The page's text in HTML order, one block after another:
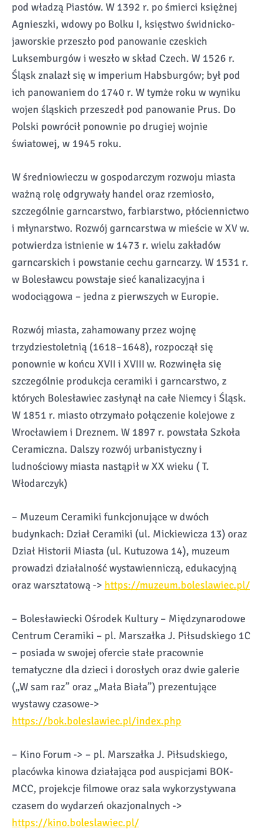
pod władzą Piastów. W 1392 r. po śmierci księżnej
Agnieszki, wdowy po Bolku I, księstwo świdnicko-
jaworskie przeszło pod panowanie czeskich
Luksemburgów i weszło w skład Czech. W 1526 r.
Śląsk znalazł się w imperium Habsburgów; był pod
ich panowaniem do 1740 r. W tymże roku w wyniku
wojen śląskich przeszedł pod panowanie Prus. Do
Polski powrócił ponownie po drugiej wojnie
światowej, w 1945 roku.
W średniowieczu w gospodarczym rozwoju miasta
ważną rolę odgrywały handel oraz rzemiosło,
szczególnie garncarstwo, farbiarstwo, płóciennictwo
i młynarstwo. Rozwój garncarstwa w mieście w XV w.
potwierdza istnienie w 1473 r. wielu zakładów
garncarskich i powstanie cechu garncarzy. W 1531 r.
w Bolesławcu powstaje sieć kanalizacyjna i
wodociągowa – jedna z pierwszych w Europie.
Rozwój miasta, zahamowany przez wojnę
trzydziestoletnią (1618–1648), rozpoczął się
ponownie w końcu XVII i XVIII w. Rozwinęła się
szczególnie produkcja ceramiki i garncarstwo, z
których Bolesławiec zasłynął na całe Niemcy i Śląsk.
W 1851 r. miasto otrzymało połączenie kolejowe z
Wrocławiem i Dreznem. W 1897 r. powstała Szkoła
Ceramiczna. Dalszy rozwój urbanistyczny i
ludnościowy miasta nastąpił w XX wieku ( T.
Włodarczyk)
– Muzeum Ceramiki funkcjonujące w dwóch
budynkach: Dział Ceramiki (ul. Mickiewicza 13) oraz
Dział Historii Miasta (ul. Kutuzowa 14), muzeum
prowadzi działalność wystawienniczą, edukacyjną
oraz warsztatową -> https://muzeum.boleslawiec.pl/
– Bolesławiecki Ośrodek Kultury – Międzynarodowe
Centrum Ceramiki – pl. Marszałka J. Piłsudskiego 1C
– posiada w swojej ofercie stałe pracownie
tematyczne dla dzieci i dorosłych oraz dwie galerie
(„W sam raz” oraz „Mała Biała”) prezentujące
wystawy czasowe->
https://bok.boleslawiec.pl/index.php
– Kino Forum -> – pl. Marszałka J. Piłsudskiego,
placówka kinowa działająca pod auspicjami BOK-
MCC, projekcje filmowe oraz sala wykorzystywana
czasem do wydarzeń okazjonalnych ->
https://kino.boleslawiec.pl/